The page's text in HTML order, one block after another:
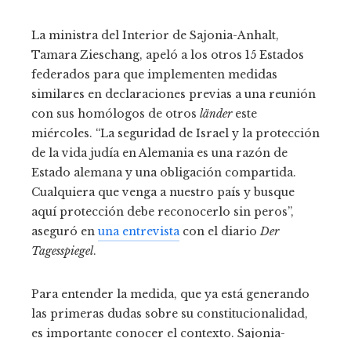
La ministra del Interior de Sajonia-Anhalt,
Tamara Zieschang, apeló a los otros 15 Estados
federados para que implementen medidas
similares en declaraciones previas a una reunión
con sus homólogos de otros länder este
miércoles. “La seguridad de Israel y la protección
de la vida judía en Alemania es una razón de
Estado alemana y una obligación compartida.
Cualquiera que venga a nuestro país y busque
aquí protección debe reconocerlo sin peros”,
aseguró en una entrevistacon el diarioDer
Tagesspiegel.
Para entender la medida, que ya está generando
las primeras dudas sobre su constitucionalidad,
es importante conocer el contexto. Sajonia-